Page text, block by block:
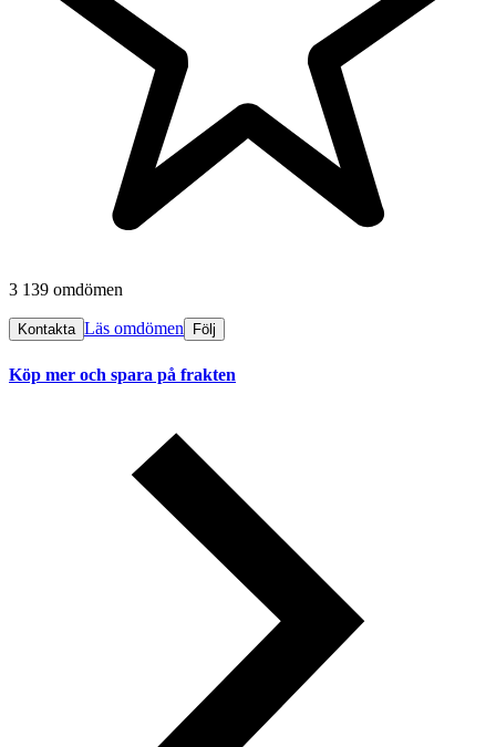
3 139 omdömen
Kontakta Läs omdömen Följ
Köp mer och spara på frakten